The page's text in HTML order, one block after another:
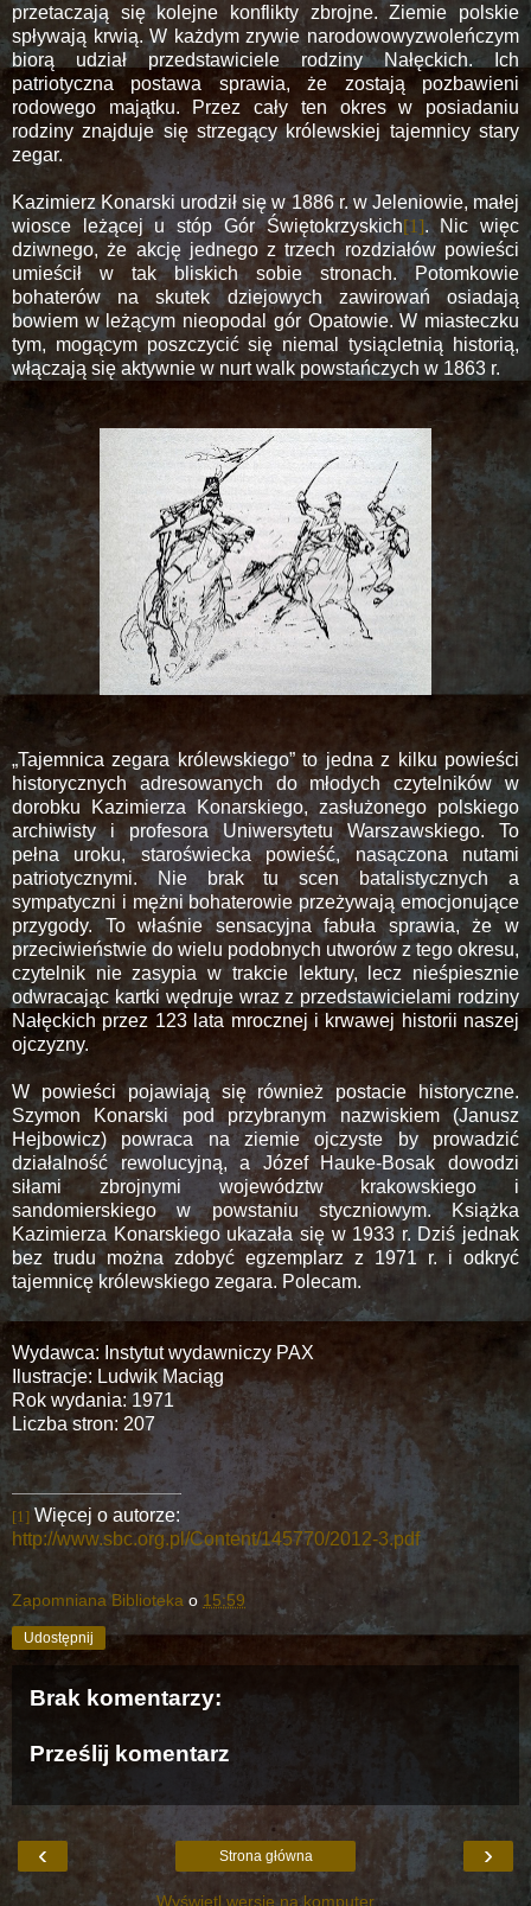
przetaczają się kolejne konflikty zbrojne. Ziemie polskie
spływają krwią. W każdym zrywie narodowowyzwoleńczym
biorą udział przedstawiciele rodziny Nałęckich. Ich
patriotyczna postawa sprawia, że zostają pozbawieni
rodowego majątku. Przez cały ten okres w posiadaniu
rodziny znajduje się strzegący królewskiej tajemnicy stary
zegar.
Kazimierz Konarski urodził się w 1886 r. w Jeleniowie, małej
wiosce leżącej u stóp Gór Świętokrzyskich[1]. Nic więc
dziwnego, że akcję jednego z trzech rozdziałów powieści
umieścił w tak bliskich sobie stronach. Potomkowie
bohaterów na skutek dziejowych zawirowań osiadają
bowiem w leżącym nieopodal gór Opatowie. W miasteczku
tym, mogącym poszczycić się niemal tysiącletnią historią,
włączają się aktywnie w nurt walk powstańczych w 1863 r.
„Tajemnica zegara królewskiego” to jedna z kilku powieści
historycznych adresowanych do młodych czytelników w
dorobku Kazimierza Konarskiego, zasłużonego polskiego
archiwisty i profesora Uniwersytetu Warszawskiego. To
pełna uroku, staroświecka powieść, nasączona nutami
patriotycznymi. Nie brak tu scen batalistycznych a
sympatyczni i mężni bohaterowie przeżywają emocjonujące
przygody. To właśnie sensacyjna fabuła sprawia, że w
przeciwieństwie do wielu podobnych utworów z tego okresu,
czytelnik nie zasypia w trakcie lektury, lecz nieśpiesznie
odwracając kartki wędruje wraz z przedstawicielami rodziny
Nałęckich przez 123 lata mrocznej i krwawej historii naszej
ojczyzny.
W powieści pojawiają się również postacie historyczne.
Szymon Konarski pod przybranym nazwiskiem (Janusz
Hejbowicz) powraca na ziemie ojczyste by prowadzić
działalność rewolucyjną, a Józef Hauke-Bosak dowodzi
siłami zbrojnymi województw krakowskiego i
sandomierskiego w powstaniu styczniowym. Książka
Kazimierza Konarskiego ukazała się w 1933 r. Dziś jednak
bez trudu można zdobyć egzemplarz z 1971 r. i odkryć
tajemnicę królewskiego zegara. Polecam.
Wydawca: Instytut wydawniczy PAX
Ilustracje: Ludwik Maciąg
Rok wydania: 1971
Liczba stron: 207
[1] Więcej o autorze:
http://www.sbc.org.pl/Content/145770/2012-3.pdf
Zapomniana Biblioteka o 15:59
Udostępnij
Brak komentarzy:
Prześlij komentarz
‹ ›
Strona główna
Wyświetl wersję na komputer